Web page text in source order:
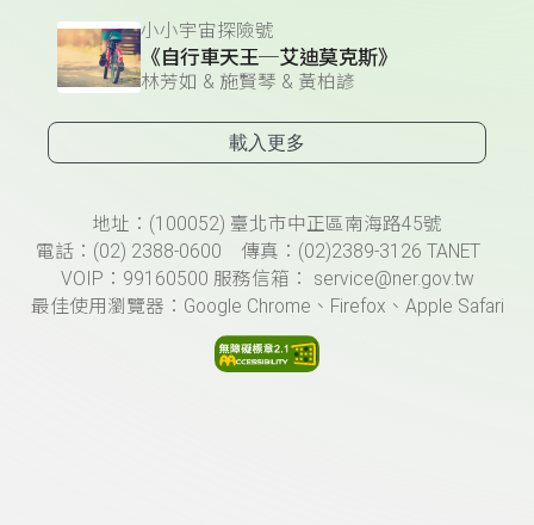
小小宇宙探險號
《自行車天王─艾迪莫克斯》
林芳如 & 施賢琴 & 黃柏諺
載入更多
頁尾資訊地址：(100052) 臺北市中正區南海路45號
電話：(02) 2388-0600 傳真：(02)2389-3126 TANET
VOIP：99160500 服務信箱： service@ner.gov.tw
最佳使用瀏覽器：Google Chrome、Firefox、Apple Safari